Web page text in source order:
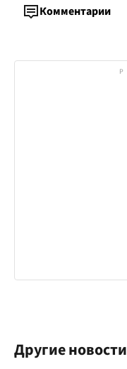
Комментарии
Другие новости